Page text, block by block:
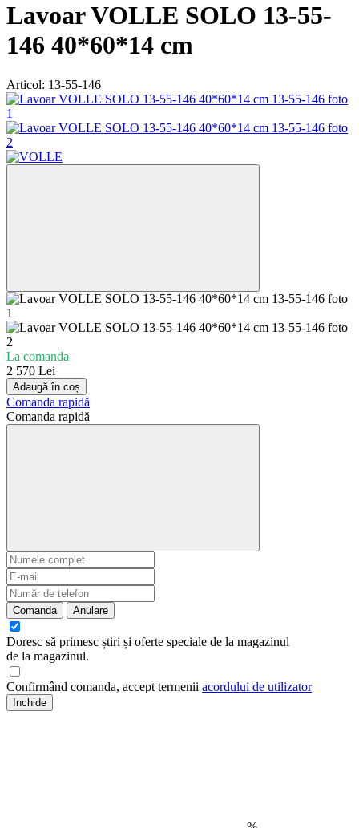
Lavoar VOLLE SOLO 13-55-
146 40*60*14 cm
Articol: 13-55-146
La comanda
2 570 Lei
Adaugă în coș
Comanda rapidă
Comanda rapidă
Comanda Anulare
Doresc să primesc știri și oferte speciale de la magazinul
de la magazinul.
Confirmând comanda, accept termenii acordului de utilizator
Inchide